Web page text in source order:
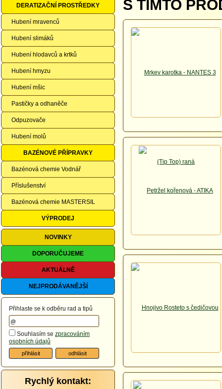
DERATIZAČNÍ PROSTŘEDKY
Hubení mravenců
Hubení slimáků
Hubení hlodavců a krtků
Hubení hmyzu
Hubení mšic
Pastičky a odhaněče
Odpuzovače
Hubení molů
BAZÉNOVÉ PŘÍPRAVKY
Bazénová chemie Vodnář
Příslušenství
Bazénová chemie MASTERSIL
VÝPRODEJ
NOVINKY
DOPORUČUJEME
AKTUÁLNĚ
NEJPRODÁVANĚJŠÍ
Přihlaste se k odběru rad a tipů
Souhlasím se zpracováním
osobních údajů
Rychlý kontakt:
S TÍMTO